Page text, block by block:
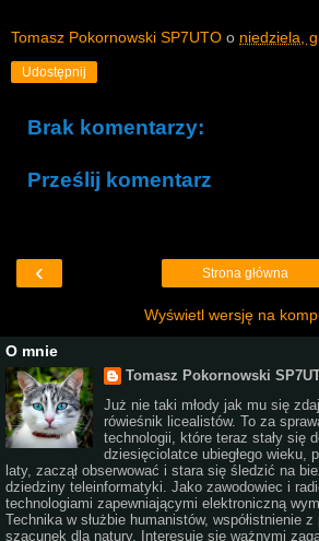
Tomasz Pokornowski SP7UTO o niedziela,
Udostępnij
Brak komentarzy:
Prześlij komentarz
‹ Strona główna
Wyświetl wersję na
O mnie
Tomasz Pokornowski
Już nie taki młody jak mu się
rówieśnik licealistów. To za
technologii, które teraz stały się
dziesięciolatce ubiegłego wieku,
laty, zaczął obserwować i stara się śledzić na
dziedziny teleinformatyki. Jako zawodowiec i
technologiami zapewniającymi elektroniczną
Technika w służbie humanistów, współistnienie
szacunek dla natury. Interesuje się ważnymi